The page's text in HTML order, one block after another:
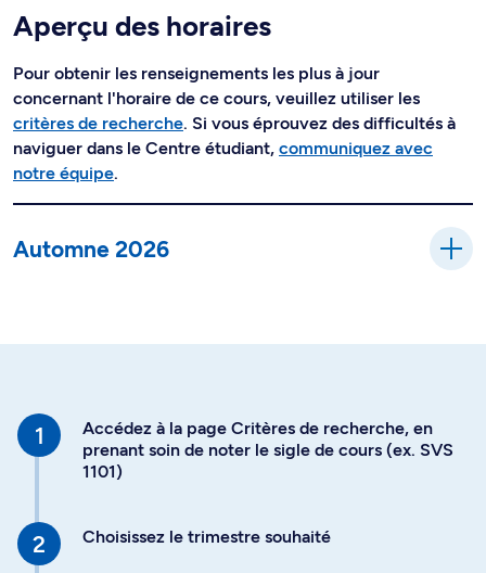
Aperçu des horaires
Pour obtenir les renseignements les plus à jour
concernant l'horaire de ce cours, veuillez utiliser les
critères de recherche. Si vous éprouvez des difficultés à
naviguer dans le Centre étudiant, communiquez avec
notre équipe.
Automne 2026
Accédez à la page Critères de recherche, en
prenant soin de noter le sigle de cours (ex. SVS
1101)
Choisissez le trimestre souhaité